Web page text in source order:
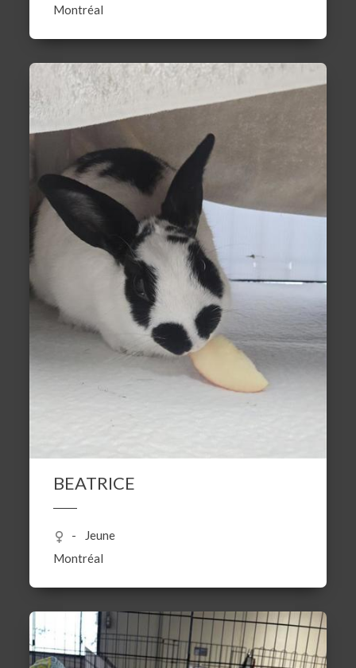
Montréal
BEATRICE
Jeune
Montréal